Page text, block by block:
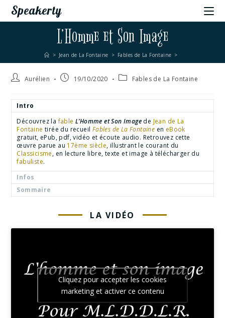
Speakerty
L’Homme et Son Image
> Jean de La Fontaine > Fables de La Fontaine >
Aurélien 19/10/2020 Fables de La Fontaine
Intro
Découvrez lafable L’Homme et Son Image de Jean de La
Fontaine tirée du recueil Fables de La Fontaine en eBook
gratuit, ePub, pdf, vidéo et écoute audio. Retrouvez cette
œuvre parue au 17ème siècle, illustrant le courant du
Classicisme, en lecture libre, texte et image à télécharger du
fabuliste.
Infos
Sommaire
LA VIDÉO
Cliquez pour accepter les cookies
marketing et activer ce contenu